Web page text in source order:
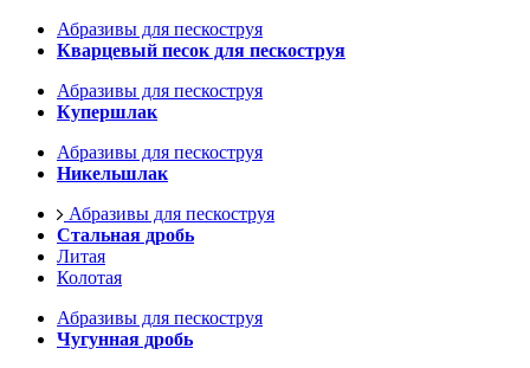
Абразивы для пескоструя
Кварцевый песок для пескоструя
Абразивы для пескоструя
Купершлак
Абразивы для пескоструя
Никельшлак
Абразивы для пескоструя
Стальная дробь
Литая
Колотая
Абразивы для пескоструя
Чугунная дробь